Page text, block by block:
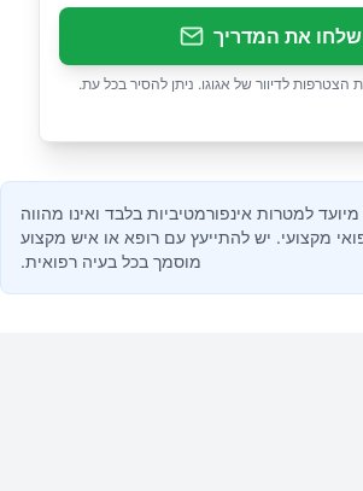
שלחו את המדריך
הצטרפות לדיוור של אגוגו. ניתן להסיר בכל עת.
למטרות אינפורמטיביות בלבד ואינו מהווה
מקצועי. יש להתייעץ עם רופא או איש מקצוע
מוסמך בכל בעיה רפואית.